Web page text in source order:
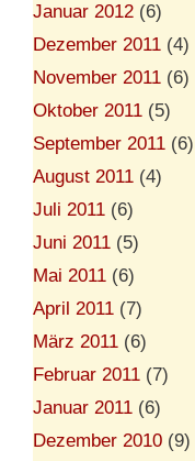
Januar 2012 (6)
Dezember 2011 (4)
November 2011 (6)
Oktober 2011 (5)
September 2011 (6)
August 2011 (4)
Juli 2011 (6)
Juni 2011 (5)
Mai 2011 (6)
April 2011 (7)
März 2011 (6)
Februar 2011 (7)
Januar 2011 (6)
Dezember 2010 (9)